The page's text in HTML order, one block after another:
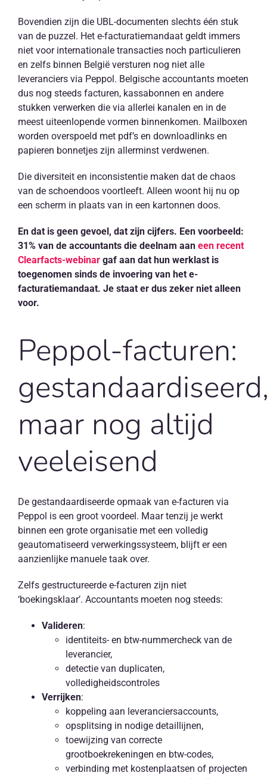
Bovendien zijn die UBL-documenten slechts één stuk
van de puzzel. Het e-facturatiemandaat geldt immers
niet voor internationale transacties noch particulieren
en zelfs binnen België versturen nog niet alle
leveranciers via Peppol. Belgische accountants moeten
dus nog steeds facturen, kassabonnen en andere
stukken verwerken die via allerlei kanalen en in de
meest uiteenlopende vormen binnenkomen. Mailboxen
worden overspoeld met pdf’s en downloadlinks en
papieren bonnetjes zijn allerminst verdwenen.
Die diversiteit en inconsistentie maken dat de chaos
van de schoendoos voortleeft. Alleen woont hij nu op
een scherm in plaats van in een kartonnen doos.
En dat is geen gevoel, dat zijn cijfers. Een voorbeeld:
31% van de accountants die deelnam aan een recent
Clearfacts-webinargaf aan dat hun werklast is
toegenomen sinds de invoering van het e-
facturatiemandaat. Je staat er dus zeker niet alleen
voor.
Peppol-facturen:
maar nog altijd
veeleisend
De gestandaardiseerde opmaak van e-facturen via
Peppol is een groot voordeel. Maar tenzij je werkt
binnen een grote organisatie met een volledig
geautomatiseerd verwerkingssysteem, blijft er een
aanzienlijke manuele taak over.
Zelfs gestructureerde e-facturen zijn niet
‘boekingsklaar’. Accountants moeten nog steeds:
Valideren:
identiteits- en btw-nummercheck van de
leverancier,
detectie van duplicaten,
volledigheidscontroles
Verrijken:
koppeling aan leveranciersaccounts,
opsplitsing in nodige detaillijnen,
toewijzing van correcte
grootboekrekeningen en btw-codes,
verbinding met kostenplaatsen of projecten